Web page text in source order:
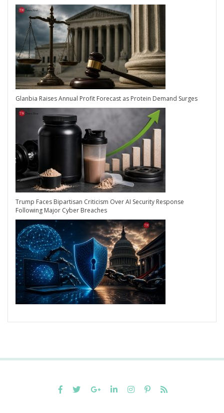
Glanbia Raises Annual Profit Forecast as Protein Demand Surges
Trump Faces Bipartisan Criticism Over AI Security Response
Following Major Cyber Breaches